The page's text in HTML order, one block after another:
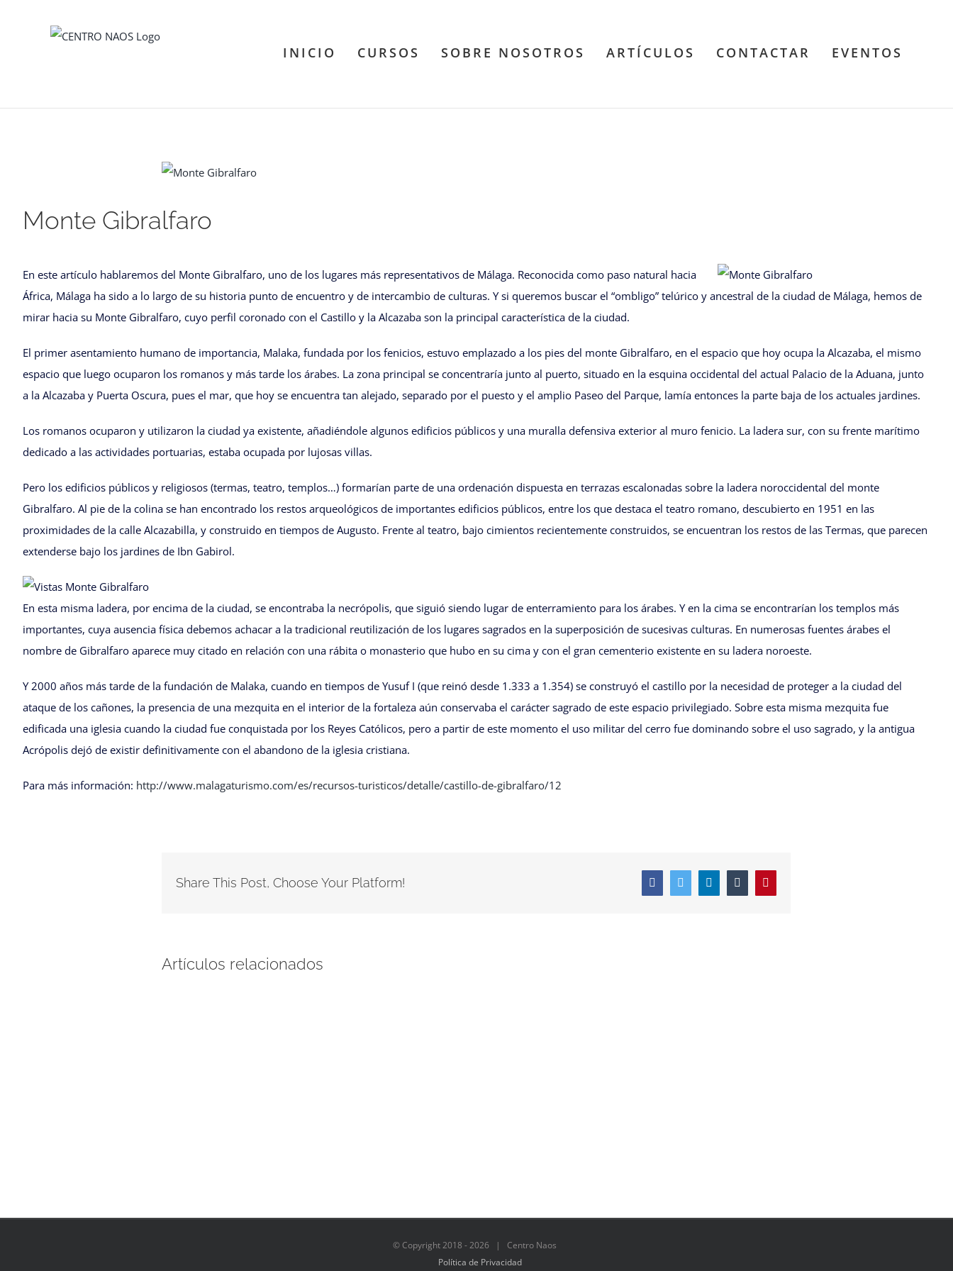
INICIO CURSOS SOBRE NOSOTROS ARTÍCULOS CONTACTAR EVENTOS
Ver
más
Monte Gibralfaro
En este artículo hablaremos del Monte Gibralfaro, uno de los lugares más representativos de Málaga. Reconocida como paso natural hacia
África, Málaga ha sido a lo largo de su historia punto de encuentro y de intercambio de culturas. Y si queremos buscar el “ombligo” telúrico y ancestral de la ciudad de Málaga, hemos de
mirar hacia su Monte Gibralfaro, cuyo perfil coronado con el Castillo y la Alcazaba son la principal característica de la ciudad.
El primer asentamiento humano de importancia, Malaka, fundada por los fenicios, estuvo emplazado a los pies del monte Gibralfaro, en el espacio que hoy ocupa la Alcazaba, el mismo
espacio que luego ocuparon los romanos y más tarde los árabes. La zona principal se concentraría junto al puerto, situado en la esquina occidental del actual Palacio de la Aduana, junto
a la Alcazaba y Puerta Oscura, pues el mar, que hoy se encuentra tan alejado, separado por el puesto y el amplio Paseo del Parque, lamía entonces la parte baja de los actuales jardines.
Los romanos ocuparon y utilizaron la ciudad ya existente, añadiéndole algunos edificios públicos y una muralla defensiva exterior al muro fenicio. La ladera sur, con su frente marítimo
dedicado a las actividades portuarias, estaba ocupada por lujosas villas.
Pero los edificios públicos y religiosos (termas, teatro, templos…) formarían parte de una ordenación dispuesta en terrazas escalonadas sobre la ladera noroccidental del monte
Gibralfaro. Al pie de la colina se han encontrado los restos arqueológicos de importantes edificios públicos, entre los que destaca el teatro romano, descubierto en 1951 en las
proximidades de la calle Alcazabilla, y construido en tiempos de Augusto. Frente al teatro, bajo cimientos recientemente construidos, se encuentran los restos de las Termas, que parecen
extenderse bajo los jardines de Ibn Gabirol.
En esta misma ladera, por encima de la ciudad, se encontraba la necrópolis, que siguió siendo lugar de enterramiento para los árabes. Y en la cima se encontrarían los templos más
importantes, cuya ausencia física debemos achacar a la tradicional reutilización de los lugares sagrados en la superposición de sucesivas culturas. En numerosas fuentes árabes el
nombre de Gibralfaro aparece muy citado en relación con una rábita o monasterio que hubo en su cima y con el gran cementerio existente en su ladera noroeste.
Y 2000 años más tarde de la fundación de Malaka, cuando en tiempos de Yusuf I (que reinó desde 1.333 a 1.354) se construyó el castillo por la necesidad de proteger a la ciudad del
ataque de los cañones, la presencia de una mezquita en el interior de la fortaleza aún conservaba el carácter sagrado de este espacio privilegiado. Sobre esta misma mezquita fue
edificada una iglesia cuando la ciudad fue conquistada por los Reyes Católicos, pero a partir de este momento el uso militar del cerro fue dominando sobre el uso sagrado, y la antigua
Acrópolis dejó de existir definitivamente con el abandono de la iglesia cristiana.
Para más información: http://www.malagaturismo.com/es/recursos-turisticos/detalle/castillo-de-gibralfaro/12
Share This Post, Choose Your Platform! FacebookTwitter LinkedInTumblr
Artículos relacionados
© Copyright 2018 -2026 | Centro Naos
Política de Privacidad